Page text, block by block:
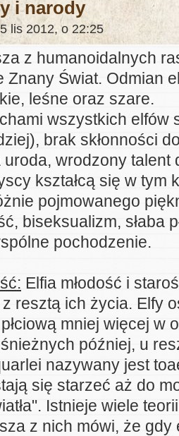
i narody
lis 2012, o 22:25
z humanoidalnych
Znany Świat. Odmian
leśne oraz szare.
wszystkich elfów
brak skłonności
wrodzony talent
kształcą się w tym
pojmowanego
biseksualizm, słaba
pochodzenie.
Elfia młodość i
resztą ich życia. Elfy
mniej więcej
później, u
nazywany jest
się starzeć aż do
Istnieje wiele
z nich mówi, że